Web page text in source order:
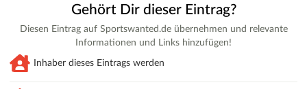
Gehört Dir dieser Eintrag?
Diesen Eintrag auf Sportswanted.de übernehmen und relevante
Informationen und Links hinzufügen!
Inhaber dieses Eintrags werden